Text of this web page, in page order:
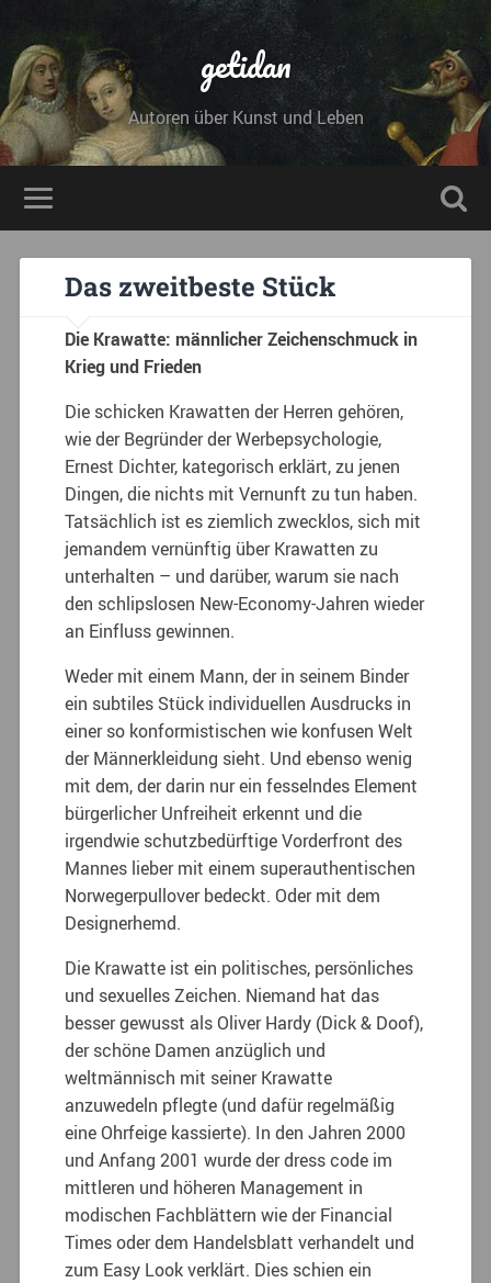
getidan
Autoren über Kunst und Leben
Das zweitbeste Stück
Die Krawatte: männlicher Zeichenschmuck in
Krieg und Frieden
Die schicken Krawatten der Herren gehören,
wie der Begründer der Werbepsychologie,
Ernest Dichter, kategorisch erklärt, zu jenen
Dingen, die nichts mit Vernunft zu tun haben.
Tatsächlich ist es ziemlich zwecklos, sich mit
jemandem vernünftig über Krawatten zu
unterhalten – und darüber, warum sie nach
den schlipslosen New-Economy-Jahren wieder
an Einfluss gewinnen.
Weder mit einem Mann, der in seinem Binder
ein subtiles Stück individuellen Ausdrucks in
einer so konformistischen wie konfusen Welt
der Männerkleidung sieht. Und ebenso wenig
mit dem, der darin nur ein fesselndes Element
bürgerlicher Unfreiheit erkennt und die
irgendwie schutzbedürftige Vorderfront des
Mannes lieber mit einem superauthentischen
Norwegerpullover bedeckt. Oder mit dem
Designerhemd.
Die Krawatte ist ein politisches, persönliches
und sexuelles Zeichen. Niemand hat das
besser gewusst als Oliver Hardy (Dick & Doof),
der schöne Damen anzüglich und
weltmännisch mit seiner Krawatte
anzuwedeln pflegte (und dafür regelmäßig
eine Ohrfeige kassierte). In den Jahren 2000
und Anfang 2001 wurde der dress code im
mittleren und höheren Management in
modischen Fachblättern wie der Financial
Times oder dem Handelsblatt verhandelt und
zum Easy Look verklärt. Dies schien ein